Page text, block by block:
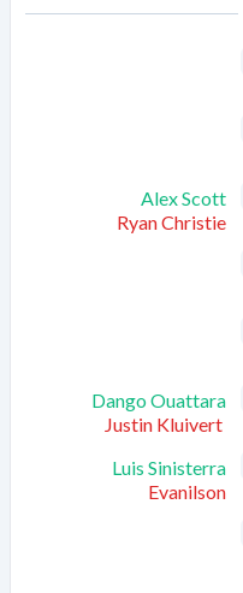
Alex Scott
Ryan Christie
Dango Ouattara
Justin Kluivert
Luis Sinisterra
Evanilson